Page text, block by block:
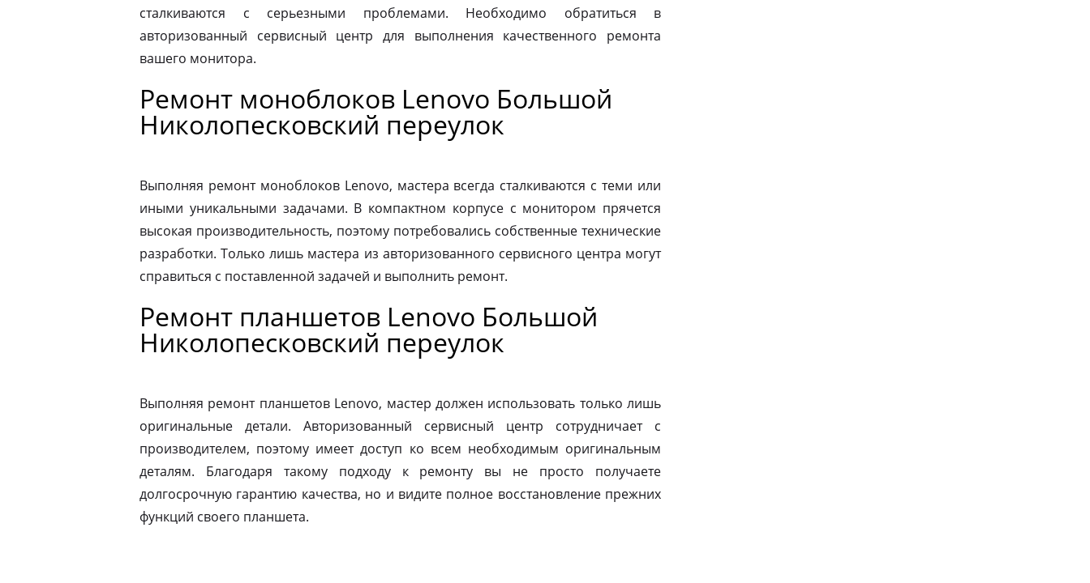
сталкиваются с серьезными проблемами. Необходимо обратиться в
авторизованный сервисный центр для выполнения качественного ремонта
вашего монитора.
Ремонт моноблоков Lenovo Большой
Николопесковский переулок
Выполняя ремонт моноблоков Lenovo, мастера всегда сталкиваются с теми или
иными уникальными задачами. В компактном корпусе с монитором прячется
высокая производительность, поэтому потребовались собственные технические
разработки. Только лишь мастера из авторизованного сервисного центра могут
справиться с поставленной задачей и выполнить ремонт.
Ремонт планшетов Lenovo Большой
Николопесковский переулок
Выполняя ремонт планшетов Lenovo, мастер должен использовать только лишь
оригинальные детали. Авторизованный сервисный центр сотрудничает с
производителем, поэтому имеет доступ ко всем необходимым оригинальным
деталям. Благодаря такому подходу к ремонту вы не просто получаете
долгосрочную гарантию качества, но и видите полное восстановление прежних
функций своего планшета.